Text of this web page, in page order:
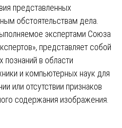
представленных
обстоятельствам дела.
экспертами Союза
представляет собой
познаний в области
и компьютерных наук для
или отсутствии признаков
содержания изображения.